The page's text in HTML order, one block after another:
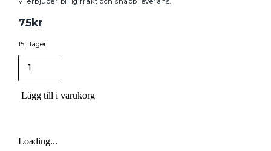
75kr
15 i lager
Pisa
Lampskärm
mängd
Lägg till i varukorg
Loading...